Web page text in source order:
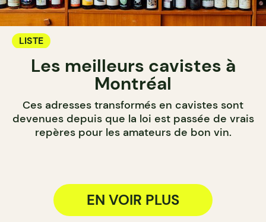
LISTE
Les meilleurs cavistes à
Montréal
Ces adresses transformés en cavistes sont
devenues depuis que la loi est passée de vrais
repères pour les amateurs de bon vin.
EN VOIR PLUS